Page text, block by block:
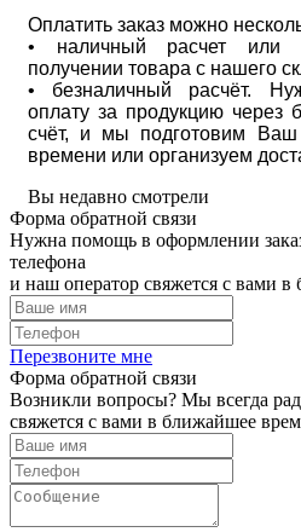
Оплатить заказ можно
• наличный расчет или
получении товара с нашего
• безналичный расчёт.
оплату за продукцию через
счёт, и мы подготовим Ваш
времени или организуем
Вы недавно смотрели
Форма обратной связи
Нужна помощь в оформлении
телефона
и наш оператор свяжется с вами
Перезвоните мне
Форма обратной связи
Возникли вопросы? Мы всегда
свяжется с вами в ближайшее